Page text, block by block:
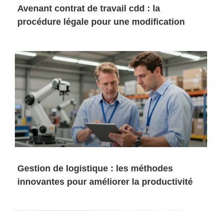
Avenant contrat de travail cdd : la
procédure légale pour une modification
Gestion de logistique : les méthodes
innovantes pour améliorer la productivité